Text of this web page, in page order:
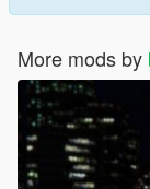
More mods by